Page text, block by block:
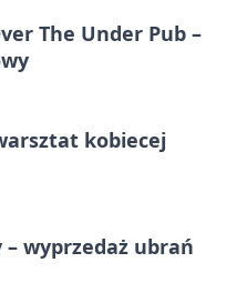
The Under Pub –
kobiecej
– wyprzedaż ubrań